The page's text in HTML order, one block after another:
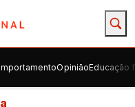
OpiniãoEducação